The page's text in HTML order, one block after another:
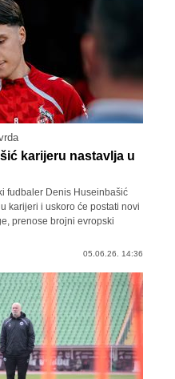
karijeru nastavlja u
fudbaler Denis Huseinbašić
karijeri i uskoro će postati novi
prenose brojni evropski
05.06.26. 14:36